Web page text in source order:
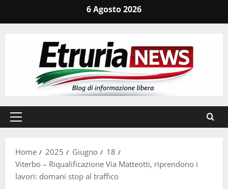
6 Agosto 2026
Menu
Home
2025 Giugno
18
Viterbo – Riqualificazione Via Matteotti, riprendono i
lavori: domani stop al traffico